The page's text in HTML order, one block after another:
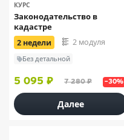
КУРС
Законодательство в
кадастре
2 недели 2 модуля
Без детальной
5 095 ₽ 7 280 ₽ –30%
Далее